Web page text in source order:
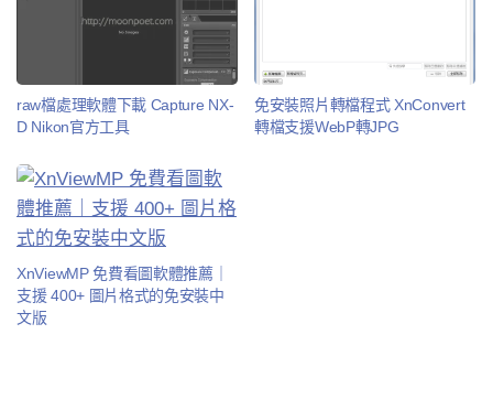
raw檔處理軟體下載 Capture NX-
D Nikon官方工具
免安裝照片轉檔程式 XnConvert
轉檔支援WebP轉JPG
XnViewMP 免費看圖軟體推薦｜
支援 400+ 圖片格式的免安裝中
文版